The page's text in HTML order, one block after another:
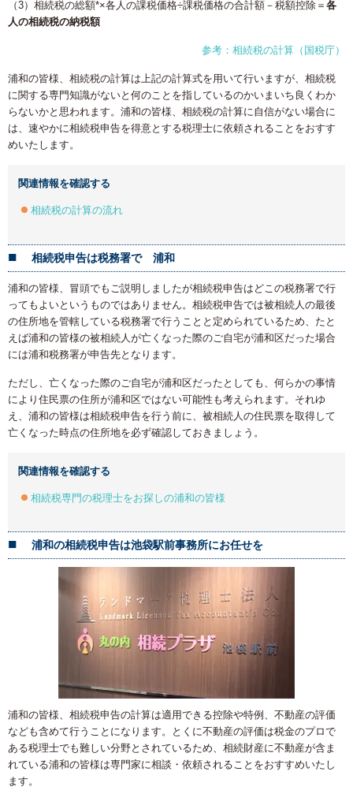
（3）相続税の総額*×各人の課税価格÷課税価格の合計額－税額控除＝ 各
人の相続税の納税額
参考：相続税の計算（国税庁）
浦和の皆様、相続税の計算は上記の計算式を用いて行いますが、相続税
に関する専門知識がないと何のことを指しているのかいまいち良くわか
らないかと思われます。浦和の皆様、相続税の計算に自信がない場合に
は、速やかに相続税申告を得意とする税理士に依頼されることをおすす
めいたします。
関連情報を確認する
相続税の計算の流れ
相続税申告は税務署で 浦和
浦和の皆様、冒頭でもご説明しましたが相続税申告はどこの税務署で行
ってもよいというものではありません。相続税申告では被相続人の最後
の住所地を管轄している税務署で行うことと定められているため、たと
えば浦和の皆様の被相続人が亡くなった際のご自宅が浦和区だった場合
には浦和税務署が申告先となります。
ただし、亡くなった際のご自宅が浦和区だったとしても、何らかの事情
により住民票の住所が浦和区ではない可能性も考えられます。それゆ
え、浦和の皆様は相続税申告を行う前に、被相続人の住民票を取得して
亡くなった時点の住所地を必ず確認しておきましょう。
関連情報を確認する
相続税専門の税理士をお探しの浦和の皆様
浦和の相続税申告は池袋駅前事務所にお任せを
浦和の皆様、相続税申告の計算は適用できる控除や特例、不動産の評価
なども含めて行うことになります。とくに不動産の評価は税金のプロで
ある税理士でも難しい分野とされているため、相続財産に不動産が含ま
れている浦和の皆様は専門家に相談・依頼されることをおすすめいたし
ます。